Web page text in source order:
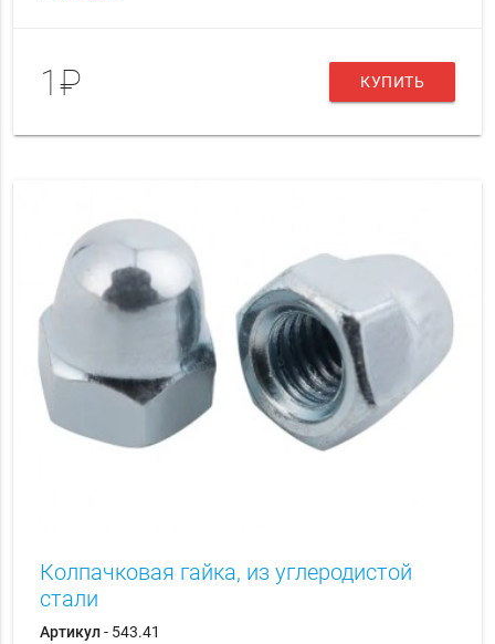
1₽ КУПИТЬ
Колпачковая гайка, из углеродистой
стали
Артикул- 543.41